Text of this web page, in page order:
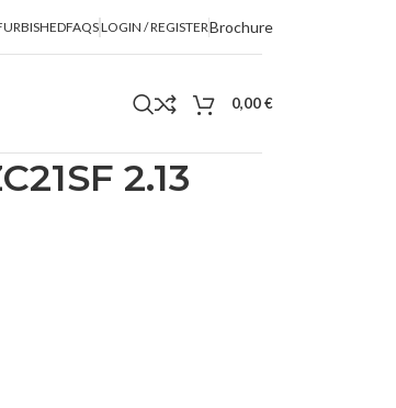
FAQSLOGIN / REGISTERBrochure
0,00€
2.13